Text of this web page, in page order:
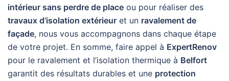
intérieur sans perdre de place ou pour réaliser des
travaux d’isolation extérieur et un ravalement de
façade, nous vous accompagnons dans chaque étape
de votre projet. En somme, faire appel à ExpertRenov
pour le ravalement et l’isolation thermique à Belfort
garantit des résultats durables et une protection